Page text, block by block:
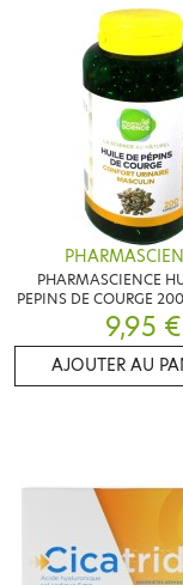
PHARMASCIENCE
PEPINS DE COURGE
9,95 €
AJOUTER AU